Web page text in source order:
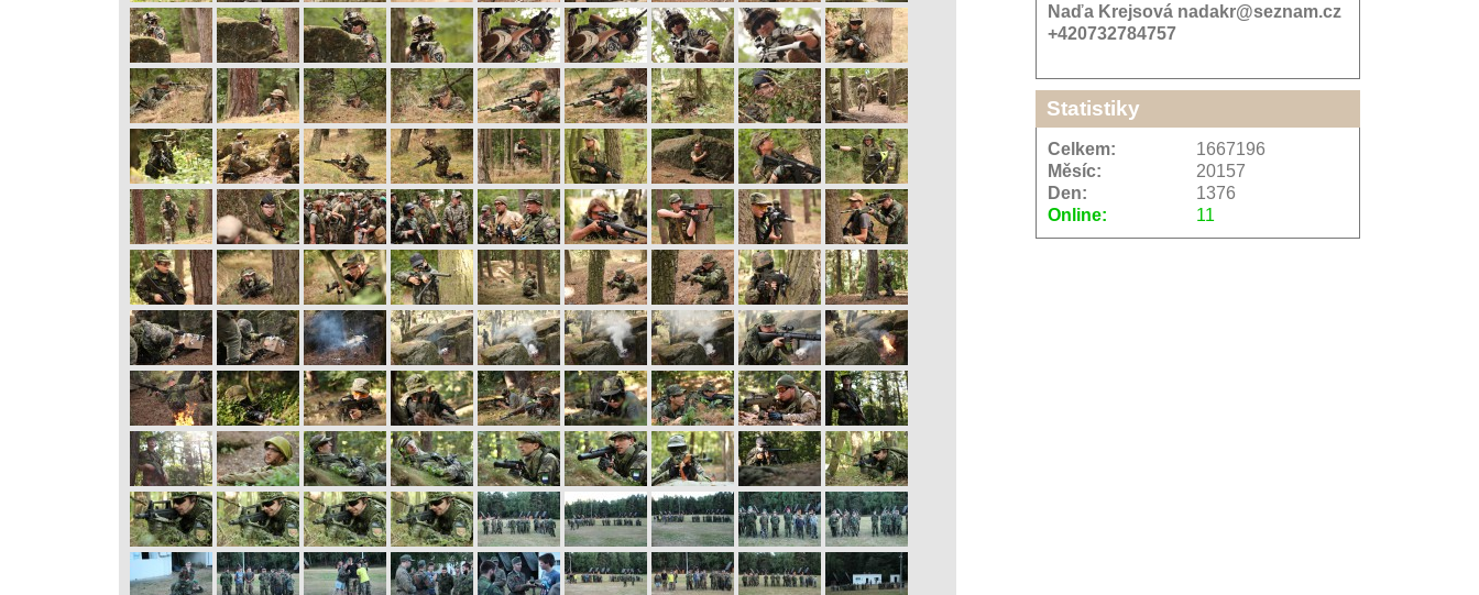
Naďa Krejsová nadakr@seznam.cz
+420732784757
Statistiky
Online: 11
Celkem:
1667196
Měsíc:
20157
Den:
1376